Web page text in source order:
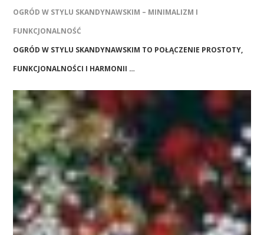
OGRÓD W STYLU SKANDYNAWSKIM – MINIMALIZM I
FUNKCJONALNOŚĆ
OGRÓD W STYLU SKANDYNAWSKIM TO POŁĄCZENIE PROSTOTY,
FUNKCJONALNOŚCI I HARMONII …